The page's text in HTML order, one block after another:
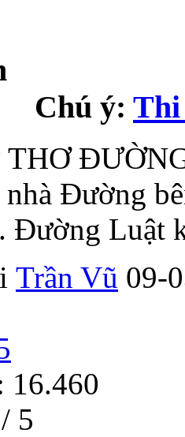
Chú ý: Thi
Ðường
Ðường Luật
Trần Vũ 09-
16.460
5